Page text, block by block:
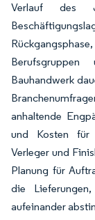
Verlauf des
Bauhandwerk
anhaltende
und Kosten für
Verleger und
Planung für
die
aufeinander